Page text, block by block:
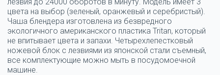
цвета на выбор (зеленый, оранжевый и серебристый).
Чаша блендера изготовлена из безвредного
экологичного американского пластика Tritan, который
не впитывает цвета и запахи. Четырехлепестковый
ножевой блок с лезвиями из японской стали съемный,
все комплектующие можно мыть в посудомоечной
машине.